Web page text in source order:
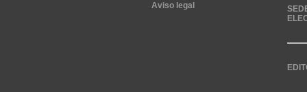
Aviso legal